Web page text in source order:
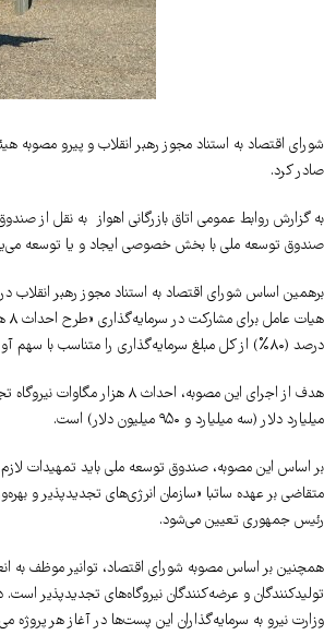
صادر کرد.
به گزارش روابط عمومی اتاق بازرگانی اهواز به نقل از
صندوق توسعه ملی با بخش خصوصی ایجاد و یا توسعه
برهمین اساس شورای اقتصاد به استناد مجوز رهبر
درصد (۸۰%) از کل مبلغ سرمایه‌گذاری را متناسب با سهم آورده شرکت متقاضی با رعایت قوانین و مقررات مربوطه تأمین کند.
میلیارد دلار (سه میلیارد و ۹۵۰ میلیون دلار) است.
متقاضی بر عهده ساتبا «سازمان انرژی‌های تجدیدپذیر و
رئیس جمهوری تعیین می‌شود.
همچنین بر اساس مصوبه شورای اقتصاد، توانیر موظف به
وزارت نیرو به سرمایه‌گذاران این پست‌ها در آغاز هر